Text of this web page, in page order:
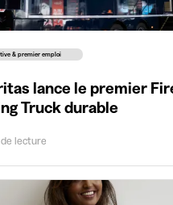
& premier emploi
lance le premier
Truck durable
lecture